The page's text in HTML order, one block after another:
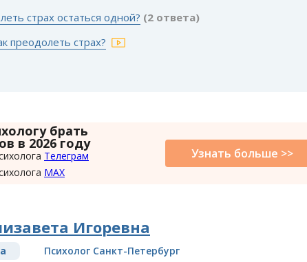
страх остаться одной? (2 ответа)
преодолеть страх?
брать
в 2026 году
Телеграм
MAX
Узнать больше >>
Игоревна
Психолог Санкт-Петербург